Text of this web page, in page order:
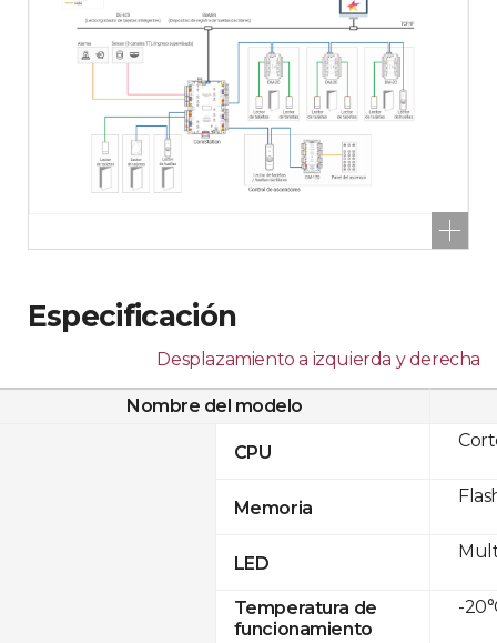
Especificación
Desplazamiento a izquierda y derecha
Nombre del modelo
CPU
Memoria
LED
Temperatura de
funcionamiento
-